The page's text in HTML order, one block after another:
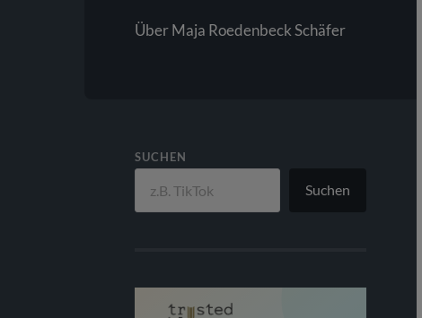
Über Maja Roedenbeck Schäfer
SUCHEN
Suchen